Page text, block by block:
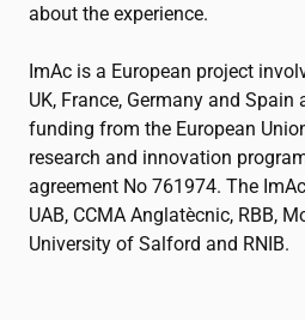
about the experience.
ImAc is a European project
UK, France, Germany and Spain
funding from the European
research and innovation
agreement No 761974. The
UAB, CCMA Anglatècnic, RBB,
University of Salford and RNIB.